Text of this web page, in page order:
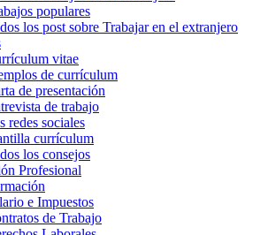
populares
los post sobre Trabajar en el extranjero
vitae
de currículum
de presentación
de trabajo
redes sociales
currículum
los consejos
Profesional
e Impuestos
de Trabajo